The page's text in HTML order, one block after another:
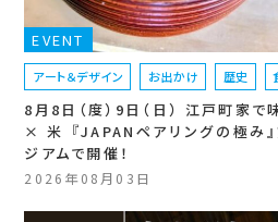
EVENT
アート＆デザイン お出かけ 歴史
8月8日（度）9日（日） 江戸町家で
× 米 『JAPANペアリングの極み
ジアムで開催！
2026年08月03日